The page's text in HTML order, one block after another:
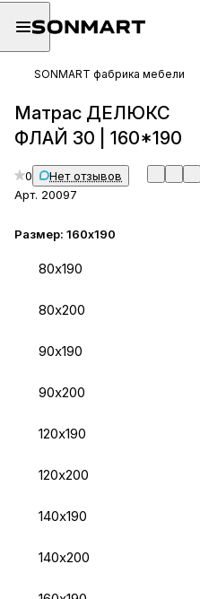
SONMART фабрика мебели
Матрас ДЕЛЮКС
ФЛАЙ 30 | 160*190
0
Нет отзывов
Арт. 20097
Размер: 160х190
80х190
80х200
90х190
90х200
120х190
120х200
140х190
140х200